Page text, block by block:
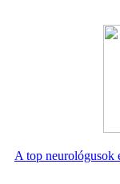
A top neurológusok